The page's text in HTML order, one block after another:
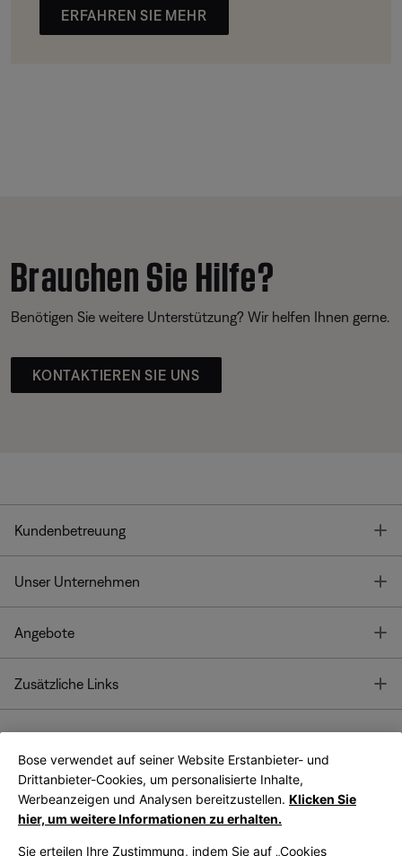
ERFAHREN SIE MEHR
Brauchen Sie Hilfe?
Benötigen Sie weitere Unterstützung? Wir helfen Ihnen gerne.
KONTAKTIEREN SIE UNS
Kundenbetreuung
Unser Unternehmen
Angebote
Zusätzliche Links
Bose App
Bose Connect
App
Bose verwendet auf seiner Website Erstanbieter- und
Drittanbieter-Cookies, um personalisierte Inhalte,
Werbeanzeigen und Analysen bereitzustellen. Klicken Sie
hier, um weitere Informationen zu erhalten.
Sie erteilen Ihre Zustimmung, indem Sie auf „Cookies